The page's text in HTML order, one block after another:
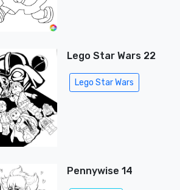
Lego Star Wars 22
Lego Star Wars
Pennywise 14